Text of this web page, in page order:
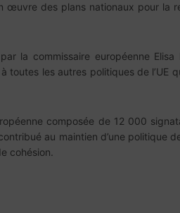
œuvre des plans nationaux pour la
la commissaire européenne
toutes les autres politiques de l’UE
composée de 12 000
au maintien d’une politique
cohésion.